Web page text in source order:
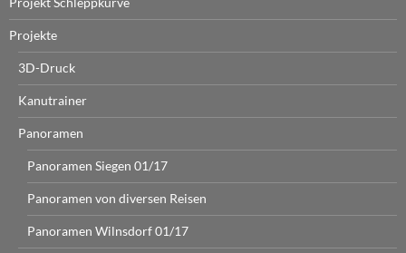
Projekte
3D-Druck
Kanutrainer
Panoramen
Panoramen Siegen 01/17
Panoramen von diversen Reisen
Panoramen Wilnsdorf 01/17